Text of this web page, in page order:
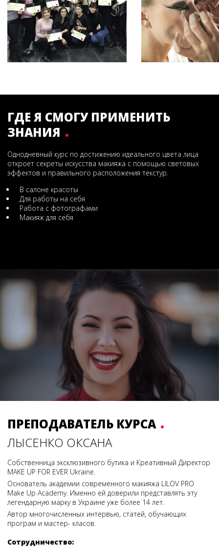
ГДЕ Я СМОГУ ПРИМЕНИТЬ
ЗНАНИЯ
Однодневный курс по достижению идеального цвета лица
откроет секреты искусства макияжа с помощью световых
эффектов и правильного расположения текстур.
В салоне красоты
Для работы на себя
Работа с фотографами
Макияж для себя
ПРЕПОДАВАТЕЛЬ КУРСА
ЛЫСЕНКО ОКСАНА
Собственница эксклюзивного бутика и Креативный Директор
MAKE UP FOR EVER Ukraine.
Основатель академии современного макияжа LILOV PRO
Make Up Academy. Именно ей доверили представлять эту
легендарную марку в Украине уже более 14 лет.
Автор многочисленных интервью, статей, обучающих
програм и мастер- класов.
Сотрудничество: